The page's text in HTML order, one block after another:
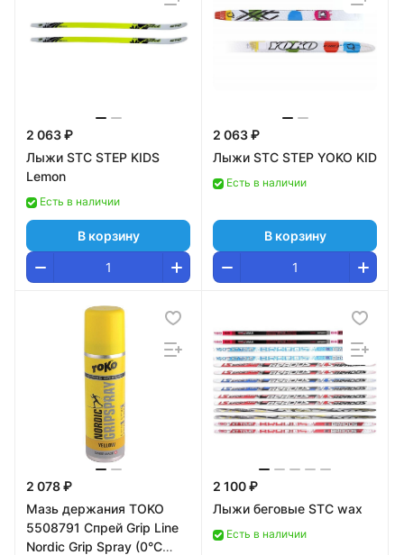
2 063 ₽
Лыжи STC STEP KIDS
Lemon
Есть в наличии
В корзину
2 063 ₽
Лыжи STC STEP YOKO KID
Есть в наличии
В корзину
2 078 ₽
Мазь держания TOKO
5508791 Спрей Grip Line
Nordic Grip Spray (0°С
2 100 ₽
Лыжи беговые STC wax
Есть в наличии